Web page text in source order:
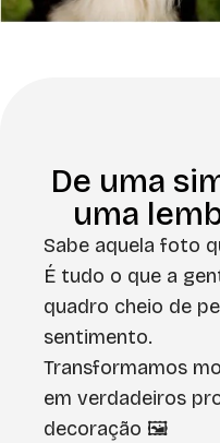
De uma
uma
Sabe aquela foto
É tudo o que a
quadro cheio de
sentimento.
Transformamos
em verdadeiros
decoração 🖼️